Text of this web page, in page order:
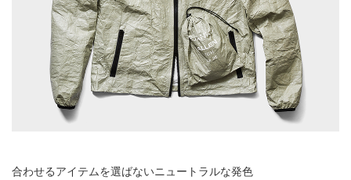
合わせるアイテムを選ばないニュートラルな発色